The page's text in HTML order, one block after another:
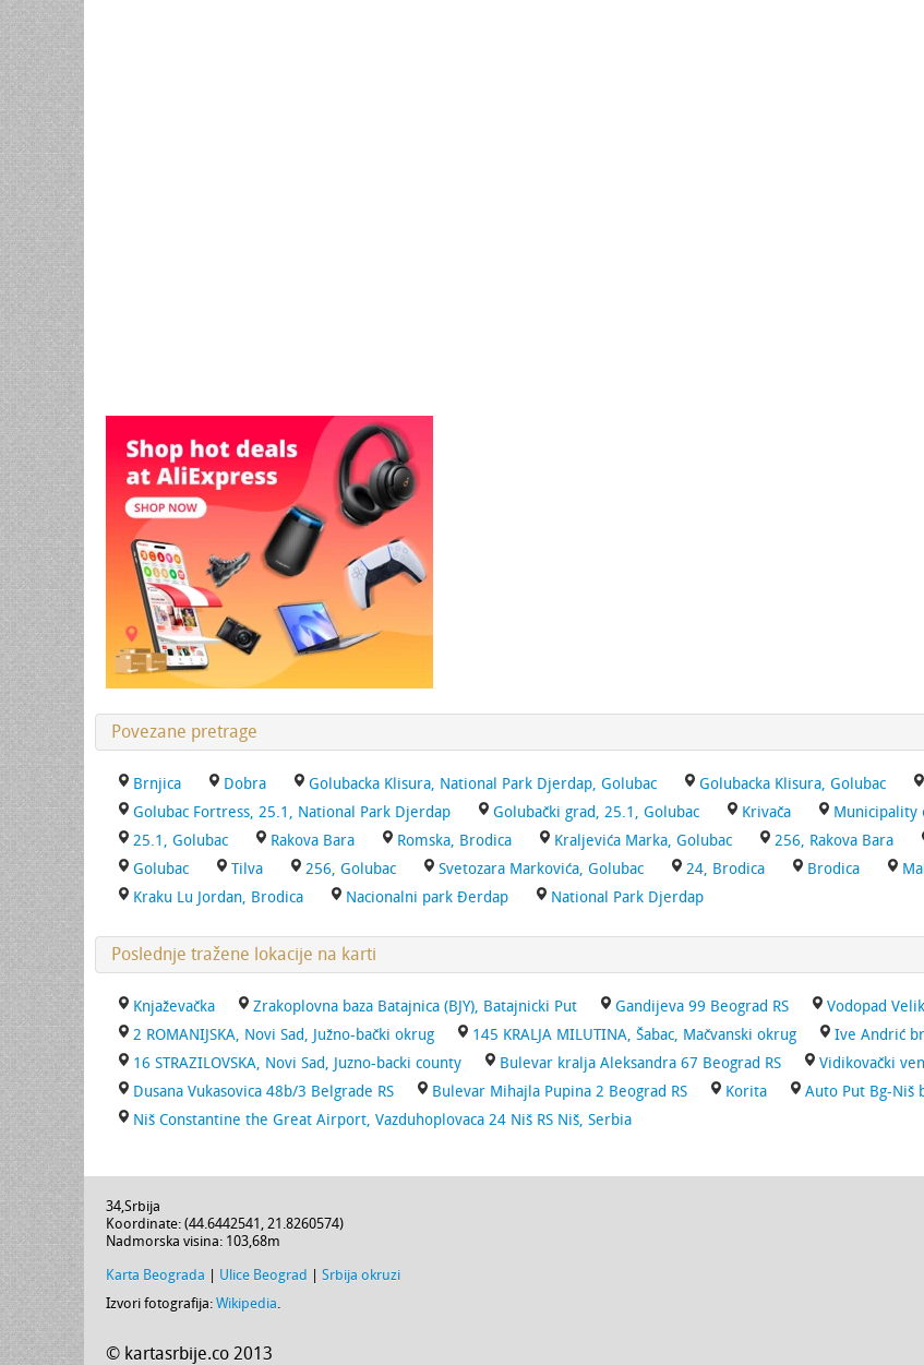
Povezane pretrage
Brnjica Dobra Golubacka Klisura, National Park Djerdap, Golubac Golubacka Klisura, Golubac
Golubac Fortress, 25.1, National Park Djerdap
Golubački grad, 25.1, Golubac Krivača Municipality
25.1, Golubac
Rakova Bara Romska, Brodica Kraljevića Marka, Golubac 256, Rakova Bara
Golubac
Tilva 256, Golubac Svetozara Markovića, Golubac 24, Brodica Brodica
Kraku Lu Jordan, Brodica
Nacionalni park Đerdap National Park Djerdap
Poslednje tražene lokacije na karti
Knjaževačka Zrakoplovna baza Batajnica (BJY), Batajnicki Put Gandijeva 99 Beograd RS Vodopad
2 ROMANIJSKA, Novi Sad, Južno-bački okrug
145 KRALJA MILUTINA, Šabac, Mačvanski okrug Ive Andrić
16 STRAZILOVSKA, Novi Sad, Juzno-backi county
Bulevar kralja Aleksandra 67 Beograd RS Vidikovački
Dusana Vukasovica 48b/3 Belgrade RS
Bulevar Mihajla Pupina 2 Beograd RS Korita Auto Put Bg-Niš
Niš Constantine the Great Airport, Vazduhoplovaca 24 Niš RS Niš, Serbia
34,Srbija
Koordinate: (44.6442541 , 21.8260574)
Nadmorska visina: 103,68m
Karta Beograda Ulice Beograd
Srbija okruzi
Izvori fotografija: Wikipedia.
© kartasrbije.co 2013